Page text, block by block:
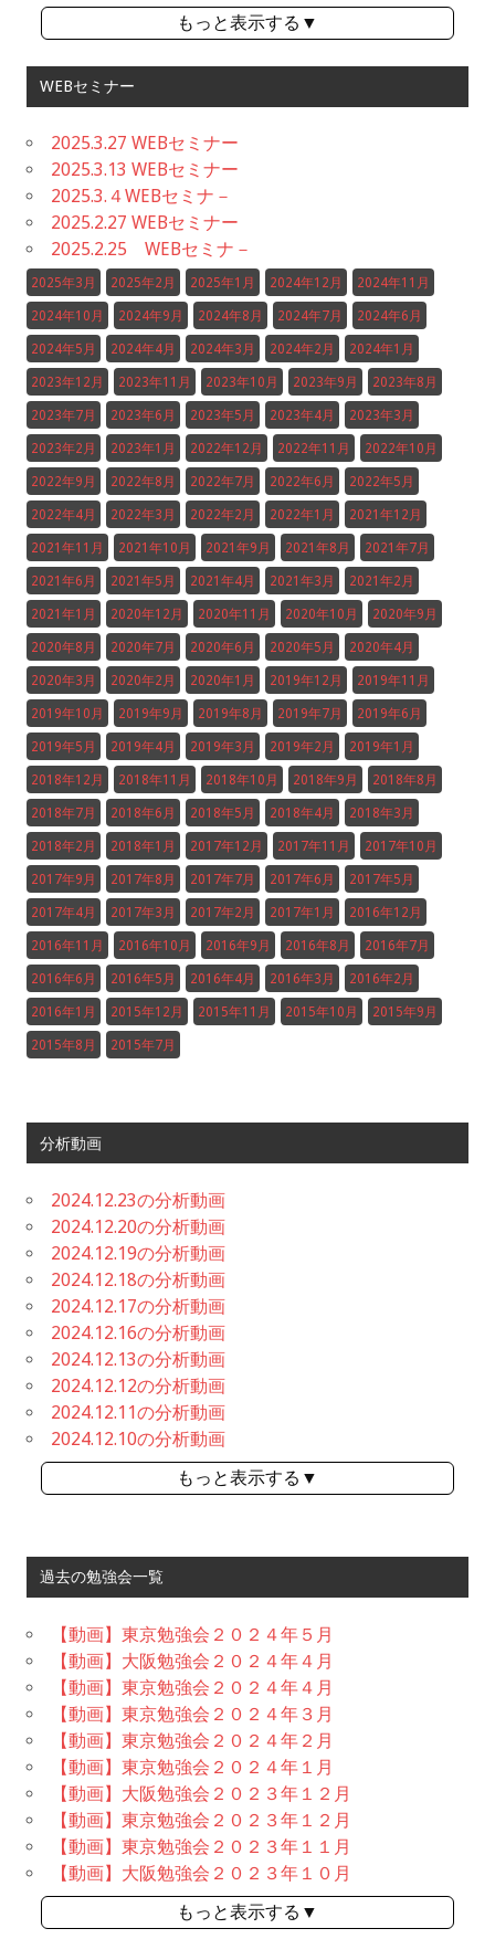
もっと表示する▼
WEBセミナー
2025.3.27 WEBセミナー
2025.3.13 WEBセミナー
2025.3.４WEBセミナ－
2025.2.27 WEBセミナー
2025.2.25 WEBセミナ－
2025年3月 2025年2月 2025年1月 2024年12月 2024年11月
2024年10月 2024年9月 2024年8月 2024年7月 2024年6月
2024年5月 2024年4月 2024年3月 2024年2月 2024年1月
2023年12月 2023年11月 2023年10月 2023年9月 2023年8月
2023年7月 2023年6月 2023年5月 2023年4月 2023年3月
2023年2月 2023年1月 2022年12月 2022年11月 2022年10月
2022年9月 2022年8月 2022年7月 2022年6月 2022年5月
2022年4月 2022年3月 2022年2月 2022年1月 2021年12月
2021年11月 2021年10月 2021年9月 2021年8月 2021年7月
2021年6月 2021年5月 2021年4月 2021年3月 2021年2月
2021年1月 2020年12月 2020年11月 2020年10月 2020年9月
2020年8月 2020年7月 2020年6月 2020年5月 2020年4月
2020年3月 2020年2月 2020年1月 2019年12月 2019年11月
2019年10月 2019年9月 2019年8月 2019年7月 2019年6月
2019年5月 2019年4月 2019年3月 2019年2月 2019年1月
2018年12月 2018年11月 2018年10月 2018年9月 2018年8月
2018年7月 2018年6月 2018年5月 2018年4月 2018年3月
2018年2月 2018年1月 2017年12月 2017年11月 2017年10月
2017年9月 2017年8月 2017年7月 2017年6月 2017年5月
2017年4月 2017年3月 2017年2月 2017年1月 2016年12月
2016年11月 2016年10月 2016年9月 2016年8月 2016年7月
2016年6月 2016年5月 2016年4月 2016年3月 2016年2月
2016年1月 2015年12月 2015年11月 2015年10月 2015年9月
2015年8月 2015年7月
分析動画
2024.12.23の分析動画
2024.12.20の分析動画
2024.12.19の分析動画
2024.12.18の分析動画
2024.12.17の分析動画
2024.12.16の分析動画
2024.12.13の分析動画
2024.12.12の分析動画
2024.12.11の分析動画
2024.12.10の分析動画
もっと表示する▼
過去の勉強会一覧
【動画】東京勉強会２０２４年５月
【動画】大阪勉強会２０２４年４月
【動画】東京勉強会２０２４年４月
【動画】東京勉強会２０２４年３月
【動画】東京勉強会２０２４年２月
【動画】東京勉強会２０２４年１月
【動画】大阪勉強会２０２３年１２月
【動画】東京勉強会２０２３年１２月
【動画】東京勉強会２０２３年１１月
【動画】大阪勉強会２０２３年１０月
もっと表示する▼